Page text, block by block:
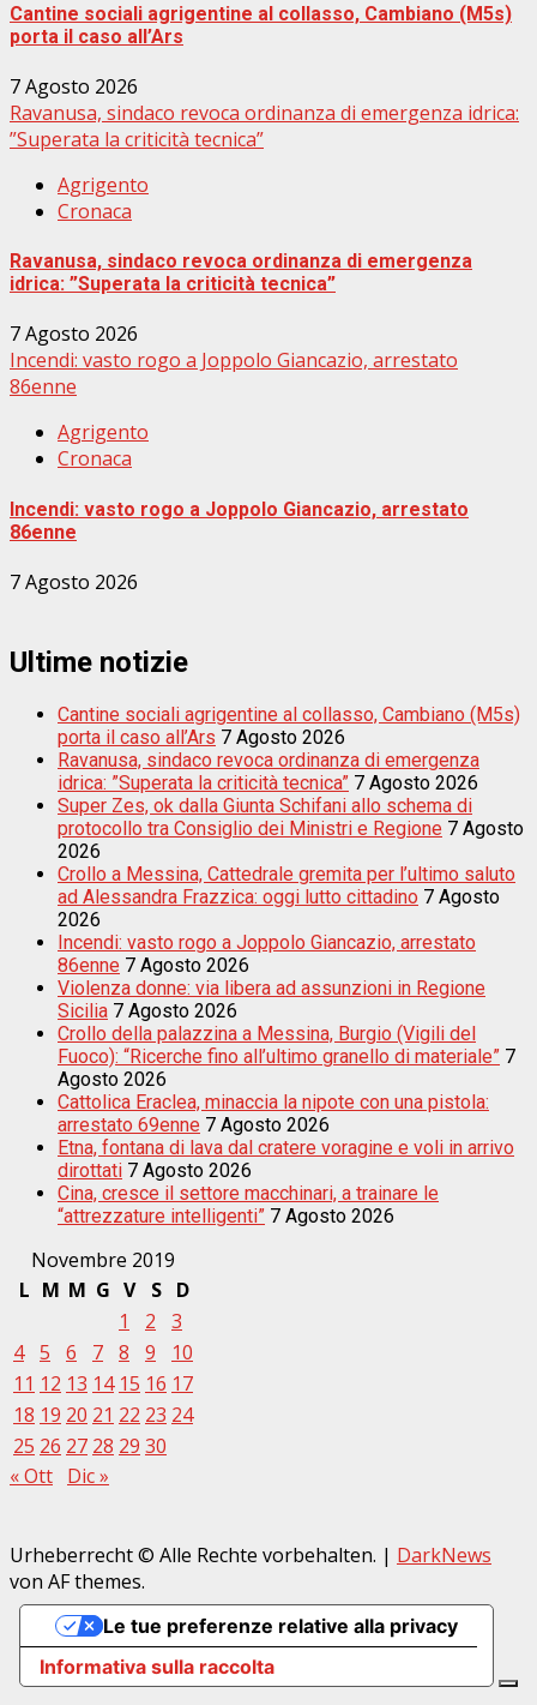
Cantine sociali agrigentine al collasso, Cambiano (M5s)
porta il caso all’Ars
7 Agosto 2026
Ravanusa, sindaco revoca ordinanza di emergenza idrica:
”Superata la criticità tecnica”
Agrigento
Cronaca
Ravanusa, sindaco revoca ordinanza di emergenza
idrica: ”Superata la criticità tecnica”
7 Agosto 2026
Incendi: vasto rogo a Joppolo Giancazio, arrestato
86enne
Agrigento
Cronaca
Incendi: vasto rogo a Joppolo Giancazio, arrestato
86enne
7 Agosto 2026
Ultime notizie
Cantine sociali agrigentine al collasso, Cambiano (M5s)
porta il caso all’Ars 7 Agosto 2026
Ravanusa, sindaco revoca ordinanza di emergenza
idrica: ”Superata la criticità tecnica” 7 Agosto 2026
Super Zes, ok dalla Giunta Schifani allo schema di
protocollo tra Consiglio dei Ministri e Regione 7 Agosto
2026
Crollo a Messina, Cattedrale gremita per l’ultimo saluto
ad Alessandra Frazzica: oggi lutto cittadino 7 Agosto
2026
Incendi: vasto rogo a Joppolo Giancazio, arrestato
86enne 7 Agosto 2026
Violenza donne: via libera ad assunzioni in Regione
Sicilia 7 Agosto 2026
Crollo della palazzina a Messina, Burgio (Vigili del
Fuoco): “Ricerche fino all’ultimo granello di materiale” 7
Agosto 2026
Cattolica Eraclea, minaccia la nipote con una pistola:
arrestato 69enne 7 Agosto 2026
Etna, fontana di lava dal cratere voragine e voli in arrivo
dirottati 7 Agosto 2026
Cina, cresce il settore macchinari, a trainare le
“attrezzature intelligenti” 7 Agosto 2026
Novembre 2019
L M M G V S
D
1
2
3
4 5 6 7 8 9
10
11 12 13 14 15 16 17
18 19 20 21 22 23 24
25 26 27 28 29 30
« Ott Dic »
Urheberrecht © Alle Rechte vorbehalten. | DarkNews
von AF themes.
Informativa sulla raccolta
Le tue preferenze relative alla privacy